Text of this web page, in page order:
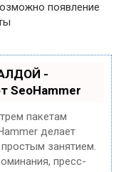
появление
-
SeoHammer
пакетам
делает
занятием.
пресс-